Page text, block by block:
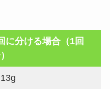
に分ける場合（1回